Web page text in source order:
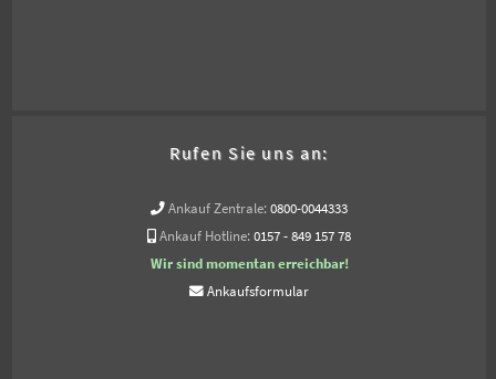
Rufen Sie uns an:
Ankauf Zentrale: 0800-0044333
Ankauf Hotline: 0157 - 849 157 78
Wir sind momentan erreichbar!
Ankaufsformular